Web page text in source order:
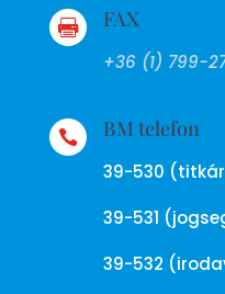
 FAX
+36 (1) 799-
 BM telefon
39-530
39-531
39-532